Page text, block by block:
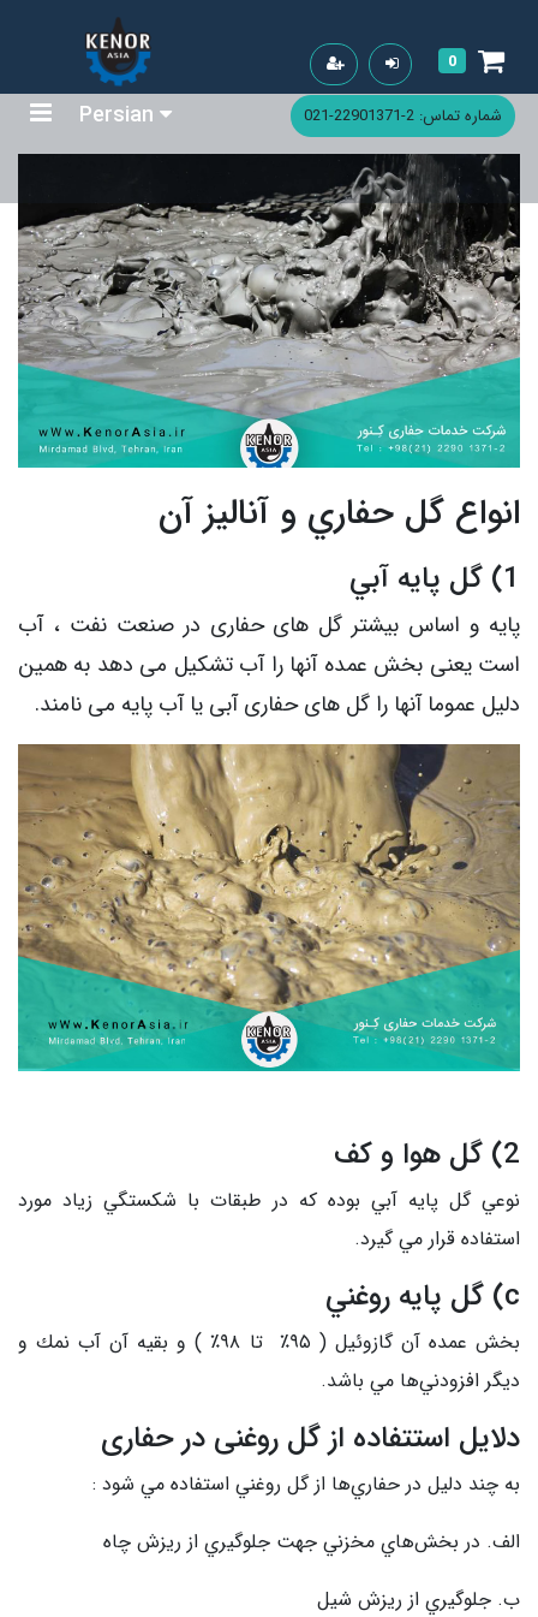
0
شماره تماس: 2-22901371-021 Persian
انواع گل حفاري و آنالیز آن
1) گل پايه آبي
پایه و اساس بیشتر گل های حفاری در صنعت نفت ، آب
است یعنی بخش عمده آنها را آب تشکیل می دهد به همین
دلیل عموما آنها را گل های حفاری آبی یا آب پایه می نامند.
2) گل هوا و كف
نوعي گل پايه آبي بوده كه در طبقات با شكستگي زياد مورد
استفاده قرار مي گيرد.
c) گل پايه روغني
بخش عمده آن گازوئيل ( ۹۵٪ تا ٩۸٪ ) و بقيه آن آب نمك و
ديگر افزودني‌ها مي باشد.
دلایل استتفاده از گل روغنی در حفاری
به چند دليل در حفاري‌ها از گل روغني استفاده مي شود :
الف. در بخش‌هاي مخزني جهت جلوگيري از ريزش چاه
ب. جلوگيري از ريزش شيل